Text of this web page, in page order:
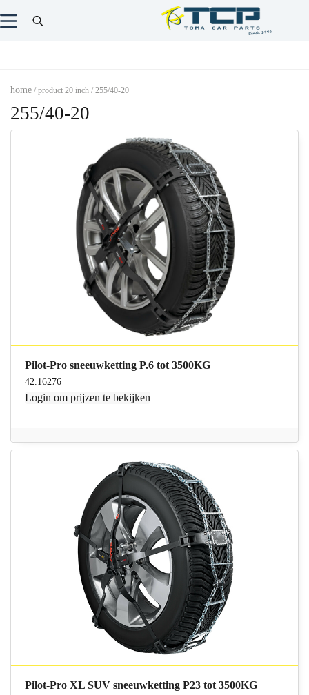
home / product 20 inch / 255/40-20
255/40-20
Pilot-Pro sneeuwketting P.6 tot 3500KG
42.16276
Login om prijzen te bekijken
Pilot-Pro XL SUV sneeuwketting P23 tot 3500KG